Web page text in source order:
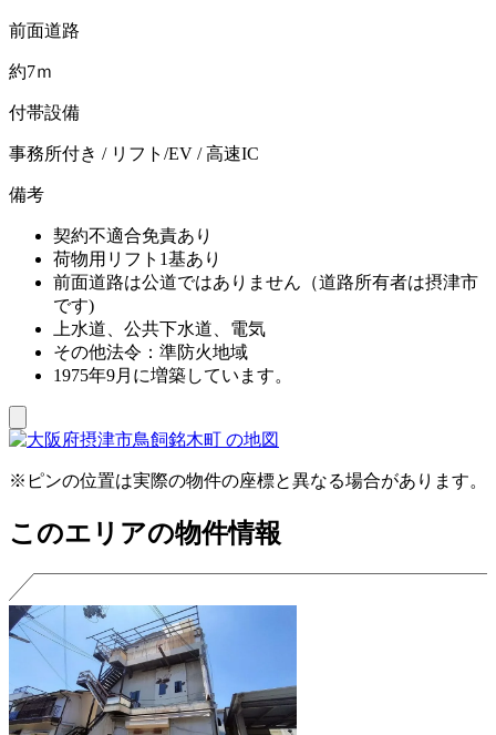
前面道路
約7ｍ
付帯設備
事務所付き / リフト/EV / 高速IC
備考
契約不適合免責あり
荷物用リフト1基あり
前面道路は公道ではありません（道路所有者は摂津市
です)
上水道、公共下水道、電気
その他法令：準防火地域
1975年9月に増築しています。
※ピンの位置は実際の物件の座標と異なる場合があります。
このエリアの物件情報